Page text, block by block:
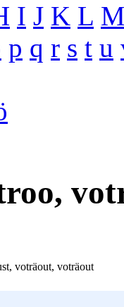
I J K L
p q r s t u
voträout, voträout